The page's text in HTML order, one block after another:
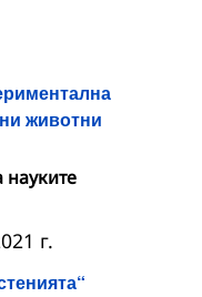
животни
науките
г.